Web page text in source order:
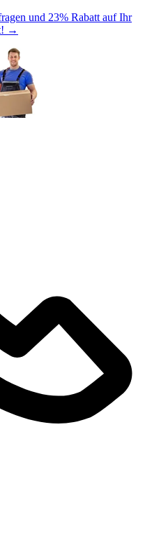
und 23% Rabatt auf Ihr
→